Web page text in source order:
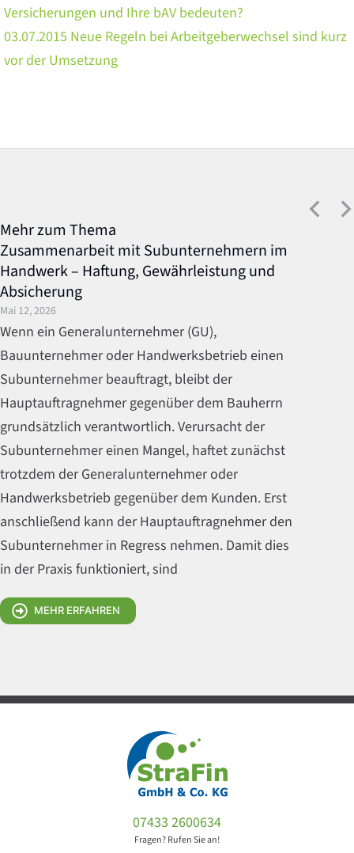
Versicherungen und Ihre bAV bedeuten?
03.07.2015 Neue Regeln bei Arbeitgeberwechsel sind kurz
vor der Umsetzung
Mehr zum Thema
Zusammenarbeit mit Subunternehmern im
Handwerk – Haftung, Gewährleistung und
Absicherung
Mai 12, 2026
Wenn ein Generalunternehmer (GU),
Bauunternehmer oder Handwerksbetrieb einen
Subunternehmer beauftragt, bleibt der
Hauptauftragnehmer gegenüber dem Bauherrn
grundsätzlich verantwortlich. Verursacht der
Subunternehmer einen Mangel, haftet zunächst
trotzdem der Generalunternehmer oder
Handwerksbetrieb gegenüber dem Kunden. Erst
anschließend kann der Hauptauftragnehmer den
Subunternehmer in Regress nehmen. Damit dies
in der Praxis funktioniert, sind
MEHR ERFAHREN
07433 2600634
Fragen? Rufen Sie an!